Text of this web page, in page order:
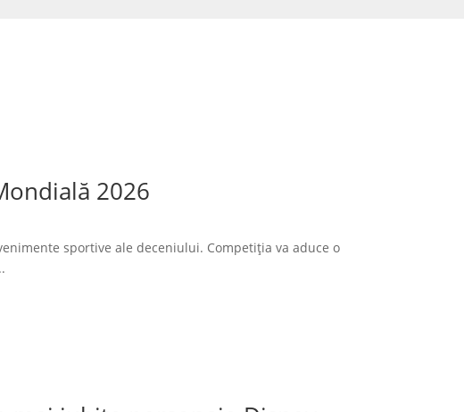
2026
sportive ale deceniului. Competiția va aduce o